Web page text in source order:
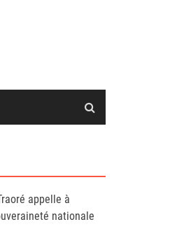
appelle à
nationale